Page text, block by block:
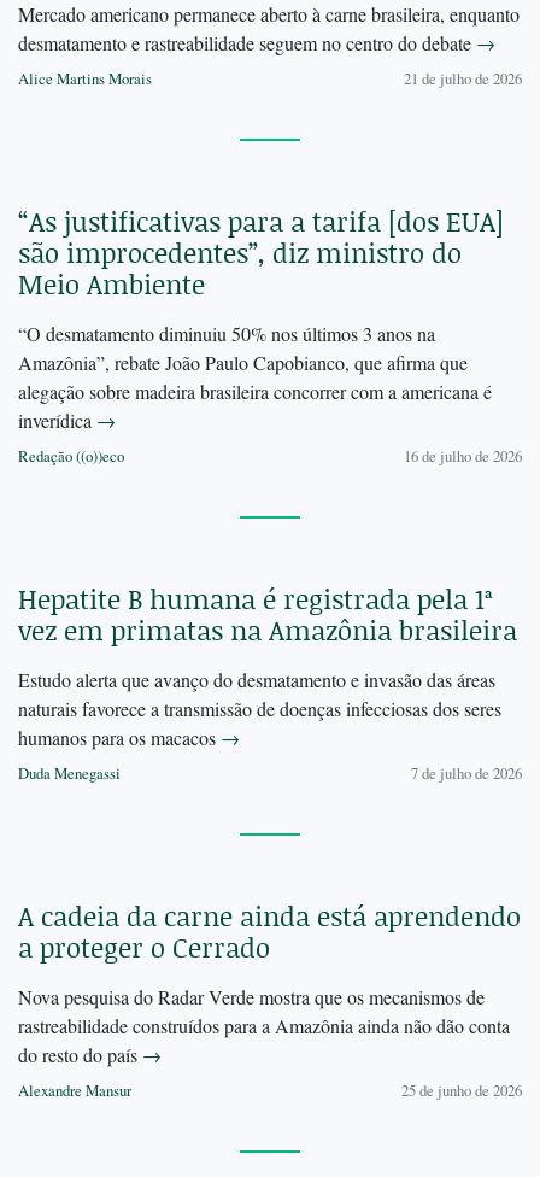
Mercado americano permanece aberto à carne brasileira, enquanto
desmatamento e rastreabilidade seguem no centro do debate →
Alice Martins Morais 21 de julho de 2026
“As justificativas para a tarifa [dos EUA]
são improcedentes”, diz ministro do
Meio Ambiente
“O desmatamento diminuiu 50% nos últimos 3 anos na
Amazônia”, rebate João Paulo Capobianco, que afirma que
alegação sobre madeira brasileira concorrer com a americana é
inverídica →
Redação ((o))eco 16 de julho de 2026
Hepatite B humana é registrada pela 1ª
vez em primatas na Amazônia brasileira
Estudo alerta que avanço do desmatamento e invasão das áreas
naturais favorece a transmissão de doenças infecciosas dos seres
humanos para os macacos →
Duda Menegassi 7 de julho de 2026
A cadeia da carne ainda está aprendendo
a proteger o Cerrado
Nova pesquisa do Radar Verde mostra que os mecanismos de
rastreabilidade construídos para a Amazônia ainda não dão conta
do resto do país →
Alexandre Mansur 25 de junho de 2026